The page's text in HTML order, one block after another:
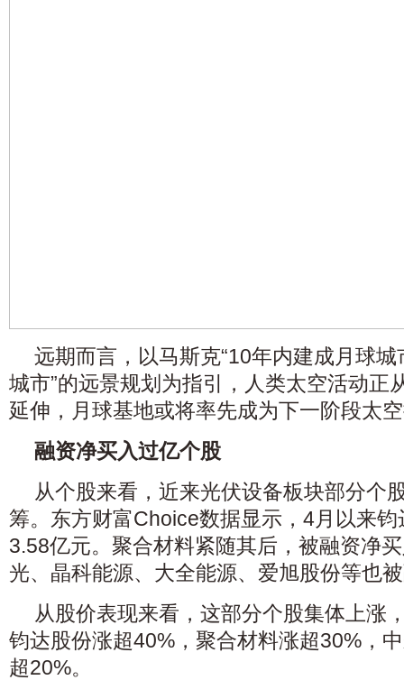
远期而言，以马斯克“10年内建成月球
城市”的远景规划为指引，人类太空活动正
延伸，月球基地或将率先成为下一阶段太
融资净买入过亿个股
从个股来看，近来光伏设备板块部分个
筹。 东方财富Choice数据显示，4月以来钧
3.58亿元。聚合材料紧随其后，被融资净
光、 晶科能源、 大全能源、 爱旭股份等也
从股价表现来看，这部分个股集体上涨
钧达股份涨超40%，聚合材料涨超30%，
超20%。